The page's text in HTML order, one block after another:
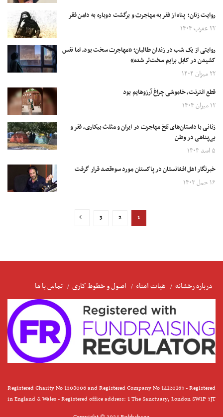
روایت زنان؛ پناه از فقر به مهاجرت و برگشت دوباره به دامن فقر
۲۲ عقرب ۱۴۰۴
روایتی از یک شب در زندان طالبان؛ «مهاجرت سخت بود، اما نفس
کشیدن در کابل برایم سخت‌تر شده»
۲۲ میزان ۱۴۰۴
قطع انترنت، خاموشی چراغ آرزوهایم بود
۱۲ میزان ۱۴۰۴
زنانی با داستان‌های تلخ مهاجرت در ایران و مثلث بیکاری، فقر و
بی‌پناهی در وطن
۵ اسد ۱۴۰۴
خبرنگار اهل افغانستان در پاکستان مورد سوءقصد قرار گرفت
۱۶ حمل ۱۴۰۳
1
2
3
درباره رخشانه هیات امناء اصول و خطوط کاری تماس با ما
Registered Charity No 1208006 and Registered Company No 14120163 - Registered
in England & Wales - Registered office address: 1 The Sanctuary, London SW1P 3JT